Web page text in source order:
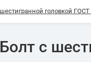
головкой
с